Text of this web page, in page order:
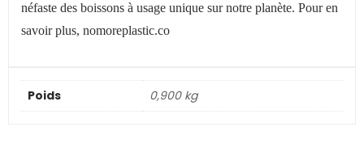
néfaste des boissons à usage unique sur notre planète. Pour en
savoir plus, nomoreplastic.co
Poids 0,900 kg